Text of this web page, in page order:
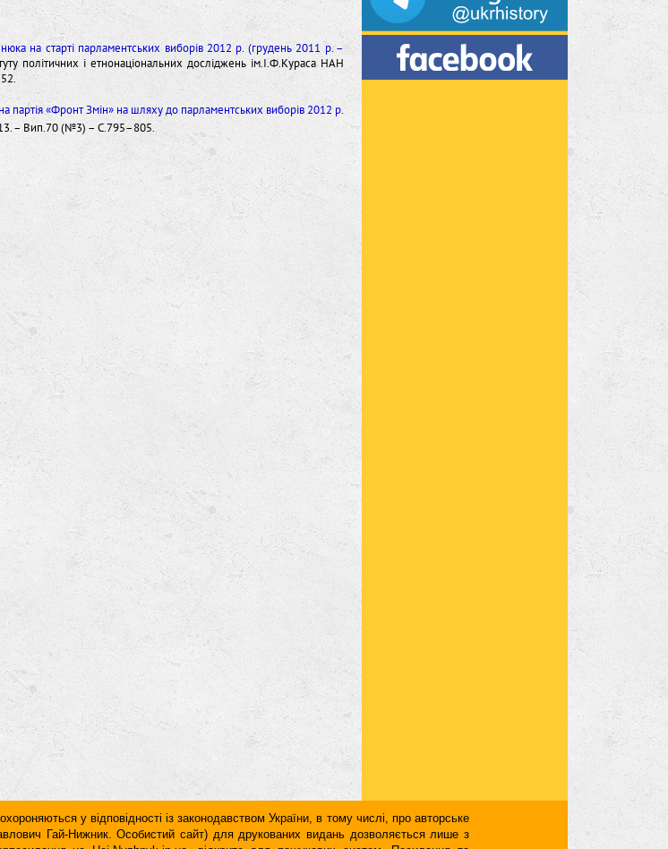
на старті парламентських виборів 2012 р. (грудень 2011 р. –
політичних і етнонаціональних досліджень ім.І.Ф.Кураса НАН
партія «Фронт Змін» на шляху до парламентських виборів 2012 р.
– Вип.70 (№3) – С.795–805.
у відповідності із законодавством України, в тому числі, про авторське
Гай-Нижник. Особистий сайт) для друкованих видань дозволяється лише з
на Hai-Nyzhnyk.in.ua, відкрите для пошукових систем. Посилання та